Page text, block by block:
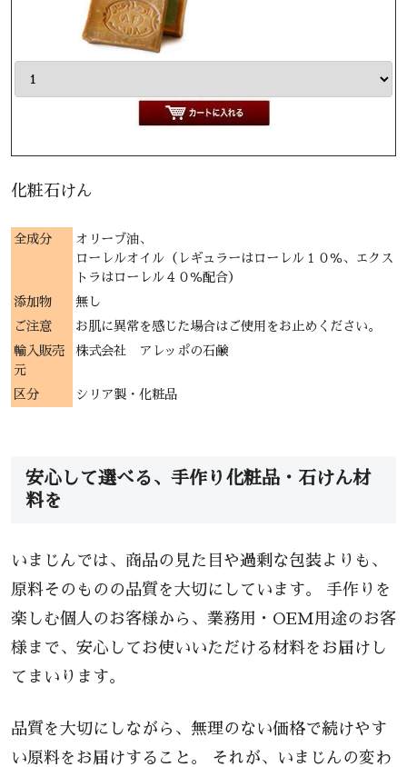
化粧石けん
全成分
オリーブ油、
ローレルオイル（レギュラーはローレル１０％、エクス
トラはローレル４０％配合）
添加物
無し
ご注意
お肌に異常を感じた場合はご使用をお止めください。
輸入販売
元
株式会社 アレッポの石鹸
区分 シリア製・化粧品
安心して選べる、手作り化粧品・石けん材
料を
いまじんでは、商品の見た目や過剰な包装よりも、
原料そのものの品質を大切にしています。 手作りを
楽しむ個人のお客様から、業務用・OEM用途のお客
様まで、安心してお使いいただける材料をお届けし
てまいります。
品質を大切にしながら、無理のない価格で続けやす
い原料をお届けすること。 それが、いまじんの変わ